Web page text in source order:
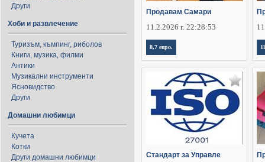
Други
Хоби и развлечение
Туризъм, къмпинг, риболов
Книги, музика, филми
Антики
Музикални инструменти
Ясновидство
Други
Домашни любимци
Кучета
Котки
Други домашни любимци
Продавам Самари
11.2.2026 г. 22:28:53
8,7 евро.
Стандарт за Управле